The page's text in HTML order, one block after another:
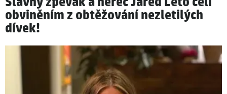
obviněním z obtěžování nezletilých
dívek!